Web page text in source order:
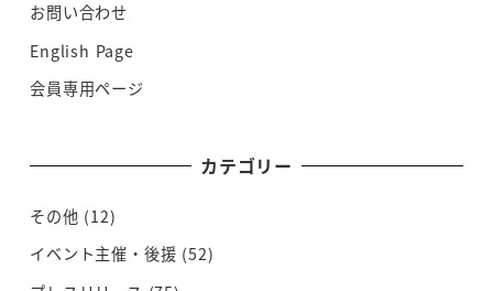
お問い合わせ
English Page
会員専用ページ
カテゴリー
その他 (12)
イベント主催・後援 (52)